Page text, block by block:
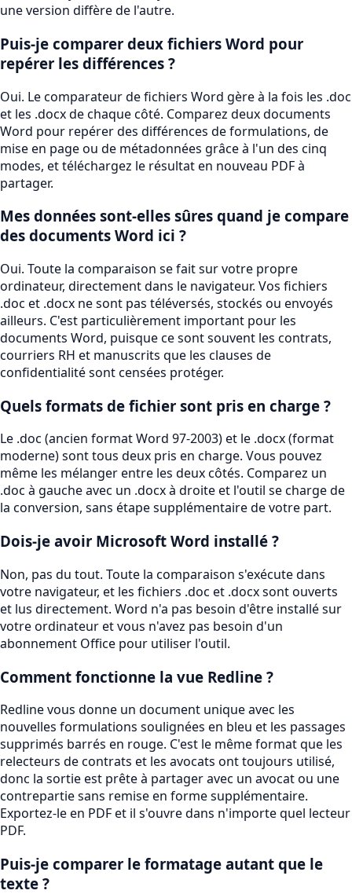
une version diffère de l'autre.
Puis-je comparer deux fichiers Word pour
repérer les différences ?
Oui. Le comparateur de fichiers Word gère à la fois les .doc
et les .docx de chaque côté. Comparez deux documents
Word pour repérer des différences de formulations, de
mise en page ou de métadonnées grâce à l'un des cinq
modes, et téléchargez le résultat en nouveau PDF à
partager.
Mes données sont-elles sûres quand je compare
des documents Word ici ?
Oui. Toute la comparaison se fait sur votre propre
ordinateur, directement dans le navigateur. Vos fichiers
.doc et .docx ne sont pas téléversés, stockés ou envoyés
ailleurs. C'est particulièrement important pour les
documents Word, puisque ce sont souvent les contrats,
courriers RH et manuscrits que les clauses de
confidentialité sont censées protéger.
Quels formats de fichier sont pris en charge ?
Le .doc (ancien format Word 97-2003) et le .docx (format
moderne) sont tous deux pris en charge. Vous pouvez
même les mélanger entre les deux côtés. Comparez un
.doc à gauche avec un .docx à droite et l'outil se charge de
la conversion, sans étape supplémentaire de votre part.
Dois-je avoir Microsoft Word installé ?
Non, pas du tout. Toute la comparaison s'exécute dans
votre navigateur, et les fichiers .doc et .docx sont ouverts
et lus directement. Word n'a pas besoin d'être installé sur
votre ordinateur et vous n'avez pas besoin d'un
abonnement Office pour utiliser l'outil.
Comment fonctionne la vue Redline ?
Redline vous donne un document unique avec les
nouvelles formulations soulignées en bleu et les passages
supprimés barrés en rouge. C'est le même format que les
relecteurs de contrats et les avocats ont toujours utilisé,
donc la sortie est prête à partager avec un avocat ou une
contrepartie sans remise en forme supplémentaire.
Exportez-le en PDF et il s'ouvre dans n'importe quel lecteur
PDF.
Puis-je comparer le formatage autant que le
texte ?